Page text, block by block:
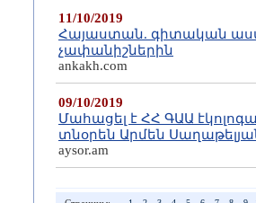
11/10/2019
​Հայաստան. գիտական
չափանիշներին
ankakh.com
09/10/2019
Մահացել է ՀՀ ԳԱԱ
տնօրեն Արմեն
aysor.am